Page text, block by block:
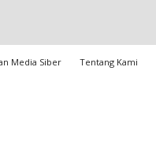
Media Siber Tentang Kami